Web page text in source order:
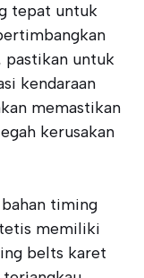
tepat untuk
pastikan untuk
kendaraan
memastikan
kerusakan
timing
memiliki
belts karet